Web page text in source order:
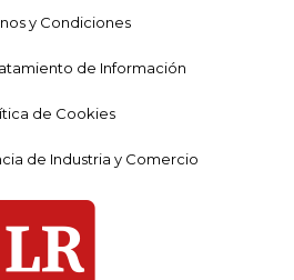
y Condiciones
de Información
de Cookies
de Industria y Comercio